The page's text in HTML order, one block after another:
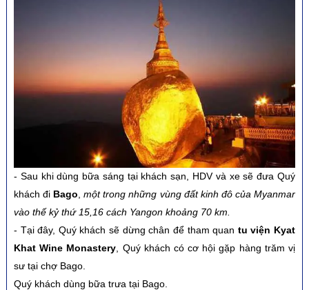
- Sau khi dùng bữa sáng tại khách sạn, HDV và xe sẽ đưa Quý
khách đi Bago ,một trong những vùng đất kinh đô của Myanmar
vào thế kỷ thứ 15,16 cách Yangon khoảng 70 km.
- Tại đây, Quý khách sẽ dừng chân để tham quan tu viện Kyat
Khat Wine Monastery , Quý khách có cơ hội gặp hàng trăm vị
sư tại chợ Bago.
Quý khách dùng bữa trưa tại Bago.